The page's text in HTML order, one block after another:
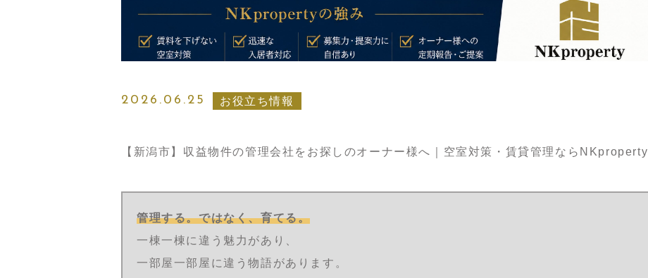
2026.06.25 お役立ち情報
【新潟市】収益物件の管理会社をお探しのオーナー様へ｜空室対策・賃貸管理ならNKproperty
管理する。ではなく、育てる。
一棟一棟に違う魅力があり、
一部屋一部屋に違う物語があります。